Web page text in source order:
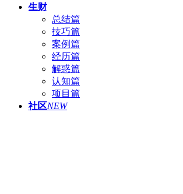
生财
总结篇
技巧篇
案例篇
经历篇
解惑篇
认知篇
项目篇
社区NEW